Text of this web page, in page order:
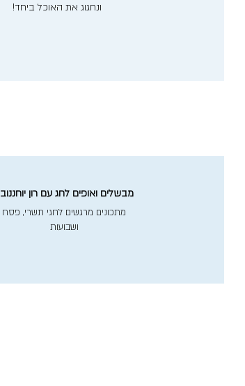
ונחגוג את האוכל ביחד!
מבשלים ואופים לחג עם רון יוחננוב
מתכונים מרגשים לחגי תשרי, פסח
ושבועות